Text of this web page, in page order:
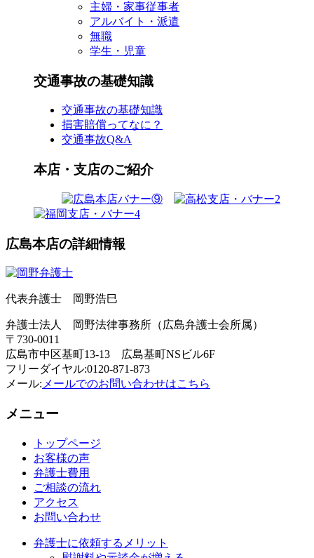
主婦・家事従事者
アルバイト・派遣
無職
学生・児童
交通事故の基礎知識
交通事故の基礎知識
損害賠償ってなに？
交通事故Q&A
本店・支店のご紹介
広島本店の詳細情報
代表弁護士 岡野浩巳
弁護士法人 岡野法律事務所（広島弁護士会所属）
〒730-0011
広島市中区基町13-13 広島基町NSビル6F
フリーダイヤル:0120-871-873
メール: メールでのお問い合わせはこちら
メニュー
トップページ
お客様の声
弁護士費用
ご相談の流れ
アクセス
お問い合わせ
弁護士に依頼するメリット